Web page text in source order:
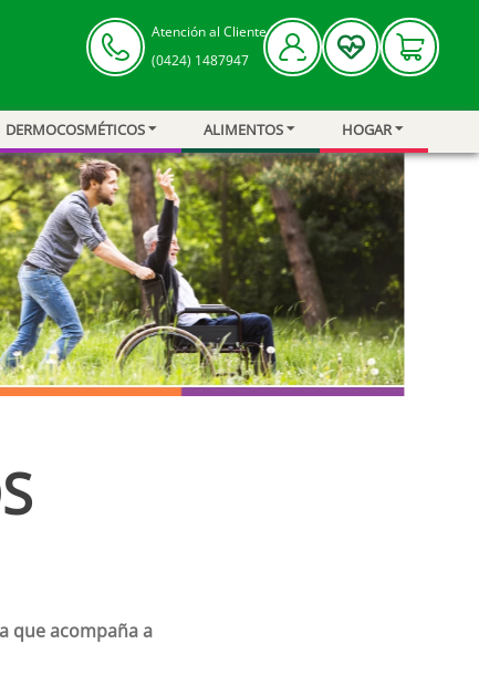
Atención al Cliente
(0424) 1487947
DERMOCOSMÉTICOS ALIMENTOS HOGAR
que acompaña a